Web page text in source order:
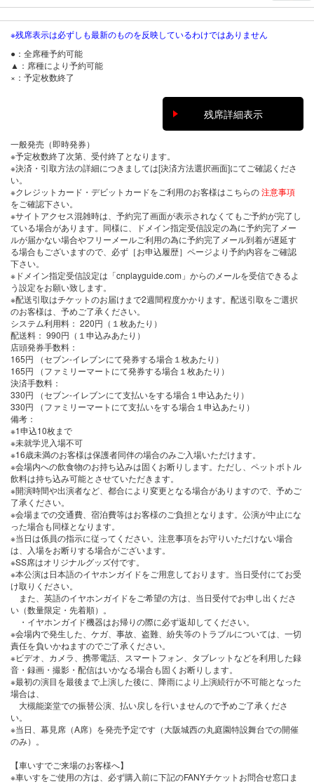
※残席表示は必ずしも最新のものを反映しているわけではありません
●：全席種予約可能
▲：席種により予約可能
×：予定枚数終了
残席詳細表示
一般発売（即時発券）
※予定枚数終了次第、受付終了となります。
※決済・引取方法の詳細につきましては[決済方法選択画面]にてご確認くださ
い。
※クレジットカード・デビットカードをご利用のお客様はこちらの注意事項
をご確認下さい。
※サイトアクセス混雑時は、予約完了画面が表示されなくてもご予約が完了し
ている場合があります。同様に、ドメイン指定受信設定の為に予約完了メー
ルが届かない場合やフリーメールご利用の為に予約完了メール到着が遅延す
る場合もございますので、必ず［お申込履歴］ページより予約内容をご確認
下さい。
※ドメイン指定受信設定は「cnplayguide.com」からのメールを受信できるよ
う設定をお願い致します。
※配送引取はチケットのお届けまで2週間程度かかります。配送引取をご選択
のお客様は、予めご了承ください。
システム利用料： 220円（１枚あたり）
配送料： 990円（１申込みあたり）
店頭発券手数料 ：
165円 （セブン-イレブンにて発券する場合１枚あたり）
165円 （ファミリーマートにて発券する場合１枚あたり）
決済手数料 ：
330円 （セブン-イレブンにて支払いをする場合１申込あたり）
330円 （ファミリーマートにて支払いをする場合１申込あたり）
備考：
※1申込10枚まで
※未就学児入場不可
※16歳未満のお客様は保護者同伴の場合のみご入場いただけます。
※会場内への飲食物のお持ち込みは固くお断りします。ただし、ペットボトル
飲料は持ち込み可能とさせていただきます。
※開演時間や出演者など、都合により変更となる場合がありますので、予めご
了承ください。
※会場までの交通費、宿泊費等はお客様のご負担となります。公演が中止にな
った場合も同様となります。
※当日は係員の指示に従ってください。注意事項をお守りいただけない場合
は、入場をお断りする場合がございます。
※SS席はオリジナルグッズ付です。
※本公演は日本語のイヤホンガイドをご用意しております。当日受付にてお受
け取りください。
また、英語のイヤホンガイドをご希望の方は、当日受付でお申し出くださ
い（数量限定・先着順）。
・イヤホンガイド機器はお帰りの際に必ず返却してください。
※会場内で発生した、ケガ、事故、盗難、紛失等のトラブルについては、一切
責任を負いかねますのでご了承ください。
※ビデオ、カメラ、携帯電話、スマートフォン、タブレットなどを利用した録
音・録画・撮影・配信はいかなる場合も固くお断りします。
※最初の演目を最後まで上演した後に、降雨により上演続行が不可能となった
場合は、
大槻能楽堂での振替公演、払い戻しを行いませんので予めご了承くださ
い。
※当日、幕見席（A席）を発売予定です（大阪城西の丸庭園特設舞台での開催
のみ）。
【車いすでご来場のお客様へ】
※車いすをご使用の方は、必ず購入前に下記のFANYチケットお問合せ窓口ま